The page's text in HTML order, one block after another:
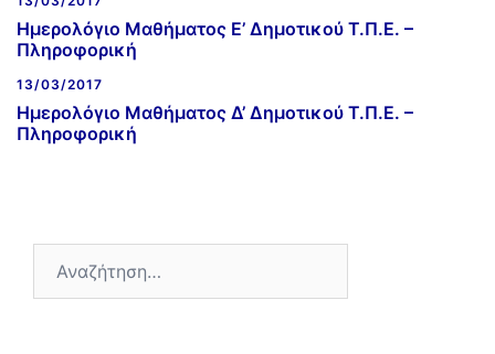
Ημερολόγιο Μαθήματος E’ Δημοτικού Τ.Π.Ε. –
Πληροφορική
13/03/2017
Ημερολόγιο Μαθήματος Δ’ Δημοτικού Τ.Π.Ε. –
Πληροφορική